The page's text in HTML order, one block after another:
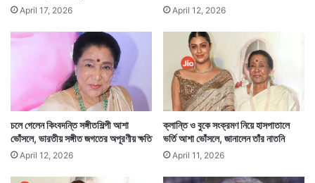
অনুষ্কার পরবর্তী সিনেমা চাকদা এক্সপ্রেস। ভারতীয় মহিলা
April 17, 2026 April 12, 2026
চলে গেলেন কিংবদন্তি সঙ্গীতশিল্পী আশা
ভোঁসলে, ভারতীয় সঙ্গীত জগতের অপূরণীয় ক্ষতি
April 12, 2026
ক্লান্তি ও বুকে সংক্রমণ নিয়ে হাসপাতালে
ভর্তি আশা ভোঁসলে, জানালেন তাঁর নাতনি
April 11, 2026